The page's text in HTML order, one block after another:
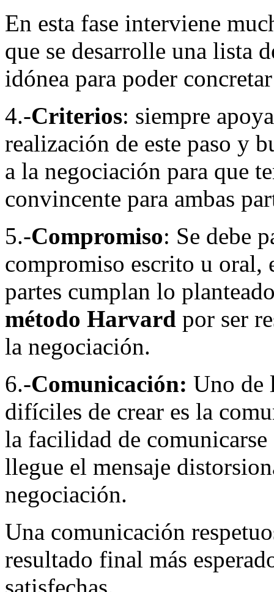
En esta fase interviene
que se desarrolle una lista
idónea para poder
4.-Criterios: siempre
realización de este paso y
a la negociación para que
convincente para ambas
5.-Compromiso: Se debe
compromiso escrito u oral,
partes cumplan lo
método Harvard por ser
la negociación.
6.-Comunicación: Uno de
difíciles de crear es la
la facilidad de
llegue el mensaje
negociación.
Una comunicación
resultado final más